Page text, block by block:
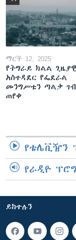
ማርች 12, 2025
የትግራይ ክልል ጊዜያዊ
አስተዳደር የፌደራል
መንግሥቱን ጣልቃ
ጠየቀ
የቴሌቪዥን
የራዲዮ
ይከተሉን